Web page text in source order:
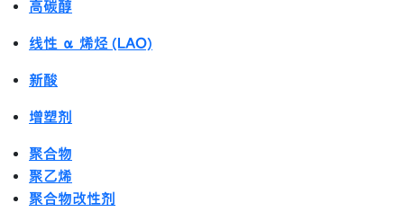
高碳醇
线性 α 烯烃 (LAO)
新酸
增塑剂
聚合物
聚乙烯
聚合物改性剂